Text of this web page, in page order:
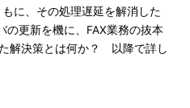
に、その処理遅延を解消した
の更新を機に、FAX業務の抜本
解決策とは何か？ 以降で詳し